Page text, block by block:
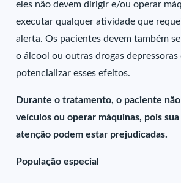
eles não devem dirigir e/ou operar
executar qualquer atividade que
alerta. Os pacientes devem também
o álcool ou outras drogas depressoras
potencializar esses efeitos.
Durante o tratamento, o paciente
veículos ou operar máquinas, pois
atenção podem estar prejudicadas.
População especial